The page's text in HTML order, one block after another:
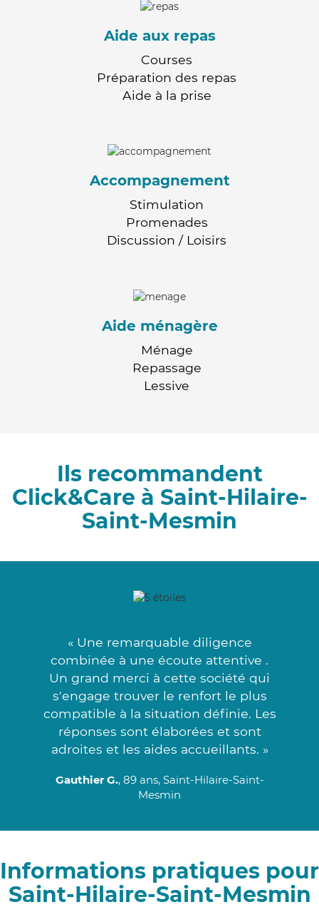
Aide aux repas
Courses
Préparation des repas
Aide à la prise
Accompagnement
Stimulation
Promenades
Discussion / Loisirs
Aide ménagère
Ménage
Repassage
Lessive
Ils recommandent
Click&Care à Saint-Hilaire-
Saint-Mesmin
« Une remarquable diligence
combinée à une écoute attentive .
Un grand merci à cette société qui
s'engage trouver le renfort le plus
compatible à la situation définie. Les
réponses sont élaborées et sont
adroites et les aides accueillants. »
Gauthier G., 89 ans, Saint-Hilaire-Saint-
Mesmin
Informations pratiques pour
Saint-Hilaire-Saint-Mesmin